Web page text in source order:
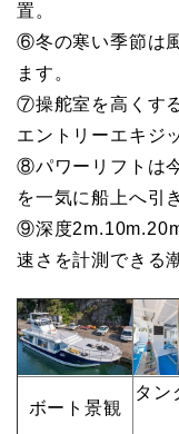
置。
⑥冬の寒い季節は
ます。
⑦操舵室を高くす
エントリーエキジ
⑧パワーリフトは
を一気に船上へ引
⑨深度
速さを計測できる
ボート景観
タン